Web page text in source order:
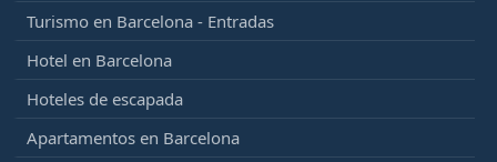
Turismo en Barcelona - Entradas
Hotel en Barcelona
Hoteles de escapada
Apartamentos en Barcelona